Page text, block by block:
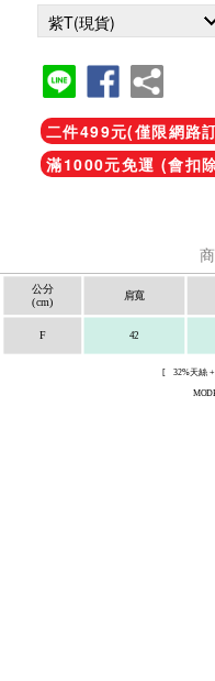
二件499元(僅限網路
滿1000元免運 (會扣